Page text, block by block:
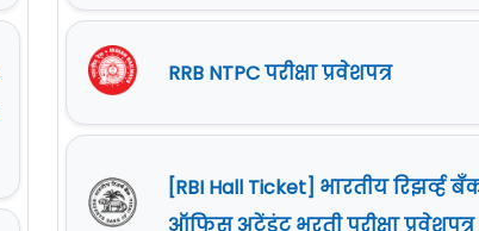
RRB NTPC परीक्षा प्रवेशपत्र
[RBI Hall Ticket] भारतीय रिझर्व्ह